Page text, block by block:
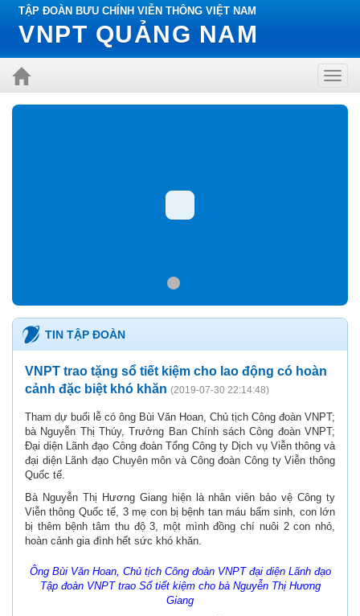
TẬP ĐOÀN BƯU CHÍNH VIỄN THÔNG VIỆT NAM
VNPT QUẢNG NAM
TIN TẬP ĐOÀN
VNPT trao tặng sổ tiết kiệm cho lao động có hoàn
cảnh đặc biệt khó khăn (2019-07-30 22:14:48)
Tham dự buổi lễ có ông Bùi Văn Hoan, Chủ tịch Công đoàn VNPT;
bà Nguyễn Thị Thúy, Trưởng Ban Chính sách Công đoàn VNPT;
Đại diện Lãnh đạo Công đoàn Tổng Công ty Dịch vụ Viễn thông và
đại diện Lãnh đạo Chuyên môn và Công đoàn Công ty Viễn thông
Quốc tế.
Bà Nguyễn Thị Hương Giang hiện là nhân viên bảo vệ Công ty
Viễn thông Quốc tế, 3 mẹ con bị bệnh tan máu bẩm sinh, con lớn
bị thêm bệnh tâm thu độ 3, một mình đồng chí nuôi 2 con nhỏ,
hoàn cảnh gia đình hết sức khó khăn.
Ông Bùi Văn Hoan, Chủ tịch Công đoàn VNPT đại diện Lãnh đạo
Tập đoàn VNPT trao Sổ tiết kiệm cho bà Nguyễn Thị Hương
Giang